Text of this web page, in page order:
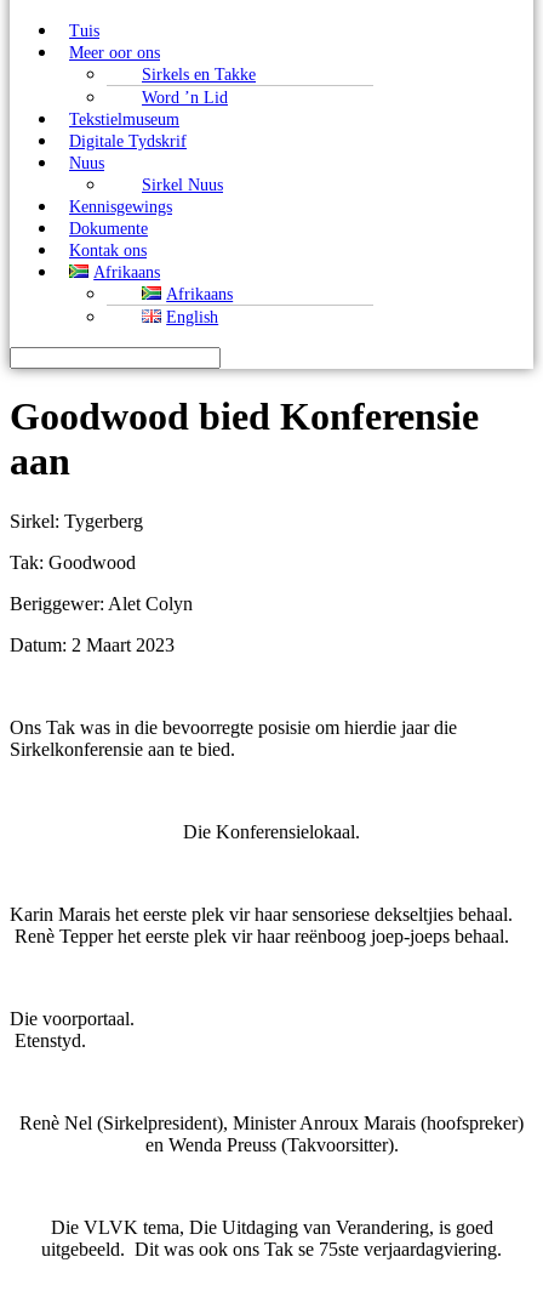
Tuis
Meer oor ons
Sirkels en Takke
Word ’n Lid
Tekstielmuseum
Digitale Tydskrif
Nuus
Sirkel Nuus
Kennisgewings
Dokumente
Kontak ons
Afrikaans
Afrikaans
English
Goodwood bied Konferensie
aan
Sirkel: Tygerberg
Tak: Goodwood
Beriggewer: Alet Colyn
Datum: 2 Maart 2023
Ons Tak was in die bevoorregte posisie om hierdie jaar die
Sirkelkonferensie aan te bied.
Die Konferensielokaal.
Karin Marais het eerste plek vir haar sensoriese dekseltjies behaal.
Renè Tepper het eerste plek vir haar reënboog joep-joeps behaal.
Die voorportaal.
Etenstyd.
Renè Nel (Sirkelpresident), Minister Anroux Marais (hoofspreker)
en Wenda Preuss (Takvoorsitter).
Die VLVK tema, Die Uitdaging van Verandering, is goed
uitgebeeld. Dit was ook ons Tak se 75ste verjaardagviering.